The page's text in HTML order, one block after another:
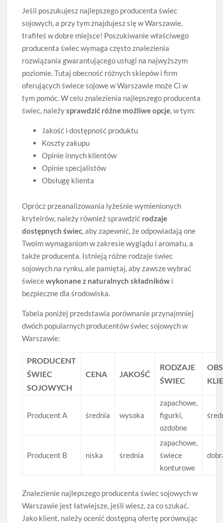
Jeśli poszukujesz najlepszego producenta świec
sojowych, a przy tym znajdujesz się w Warszawie,
trafiłeś w dobre miejsce! Poszukiwanie właściwego
producenta świec wymaga często znalezienia
rozwiązania gwarantującego usługi na najwyższym
poziomie. Tutaj obecność różnych sklepów i firm
oferujących świece sojowe w Warszawie może Ci w
tym pomóc. W celu znalezienia najlepszego producenta
świec, należysprawdzić różne możliwe opcje, w tym:
Jakość i dostępność produktu
Koszty zakupu
Opinie innych klientów
Opinie specjalistów
Obsługę klienta
Oprócz przeanalizowania lyżeśnie wymienionych
kryteirów, należy również sprawdzić rodzaje
dostępnych świec, aby zapewnić, że odpowiadają one
Twoim wymaganiom w zakresie wyglądu i aromatu, a
także producenta. Istnieją różne rodzaje świec
sojowych na rynku, ale pamiętaj, aby zawsze wybrać
świecewykonane z naturalnych składników i
bezpieczne dla środowiska.
Tabela poniżej przedstawia porównanie przynajmniej
dwóch popularnych producentów świec sojowych w
Warszawie:
PRODUCENT
ŚWIEC
SOJOWYCH
CENA JAKOŚĆ
RODZAJE
ŚWIEC
Producent A średnia wysoka
zapachowe,
figurki,
ozdobne
Producent B niska średnia
zapachowe,
świece
konturowe
Znalezienie najlepszego producenta świec sojowych w
Warszawie jest łatwiejsze, jeśli wiesz, za co szukać.
Jako klient, należy ocenić dostępną ofertę porównując